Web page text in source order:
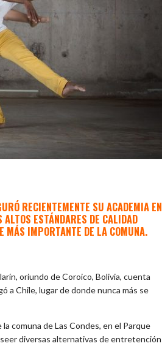
RECIENTEMENTE SU ACADEMIA EN
ESTÁNDARES DE CALIDAD
MÁS IMPORTANTE DE LA COMUNA.
oriundo de Coroico, Bolivia, cuenta
a Chile, lugar de donde nunca más se
comuna de Las Condes, en el Parque
diversas alternativas de entretención